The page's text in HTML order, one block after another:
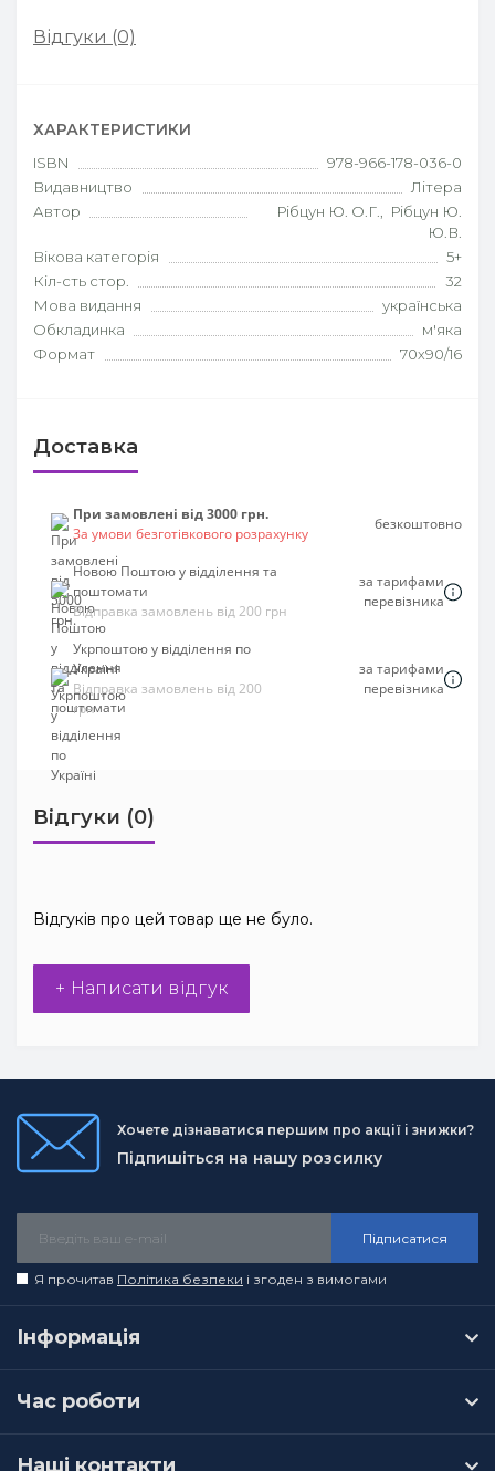
Відгуки (0)
ХАРАКТЕРИСТИКИ
ISBN
978-966-178-036-0
Видавництво
Літера
Автор
Рібцун Ю. О.Г., Рібцун Ю.
Ю.В.
Вікова категорія
5+
Кіл-сть стор.
32
Мова видання
українська
Обкладинка
м'яка
Формат
70х90/16
Доставка
При замовлені від 3000 грн.
За умови безготівкового розрахунку
безкоштовно
Новою Поштою у відділення та
поштомати
Відправка замовлень від 200 грн
за тарифами
перевізника
Укрпоштою у відділення по
Україні
Відправка замовлень від 200
грн
за тарифами
перевізника
Відгуки (0)
Відгуків про цей товар ще не було.
+ Написати відгук
Хочете дізнаватися першим про акції і знижки?
Підпишіться на нашу розсилку
Підписатися
Я прочитав Політика безпеки і згоден з вимогами
Інформація
Час роботи
Наші контакти